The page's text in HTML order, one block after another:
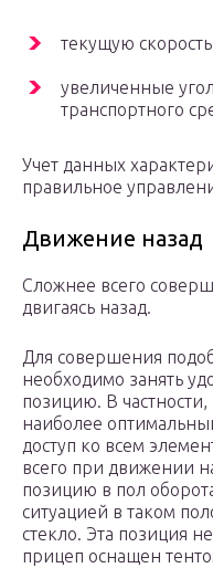
текущую
увеличенные
транспортного
Учет данных
правильное
Движение назад
Сложнее всего
двигаясь назад.
Для совершения
необходимо занять
позицию. В
наиболее
доступ ко всем
всего при движении
позицию в пол
ситуацией в таком
стекло. Эта позиция
прицеп оснащен